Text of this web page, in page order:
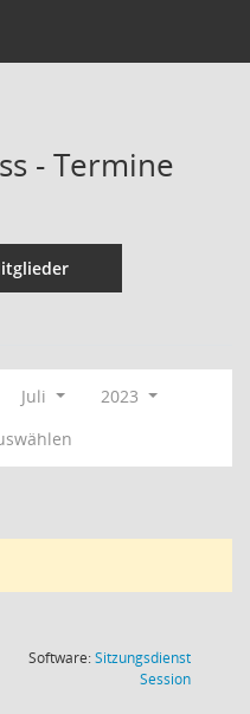
- Termine
Juli
2023
Software:Sitzungsdienst
Session(Wird in